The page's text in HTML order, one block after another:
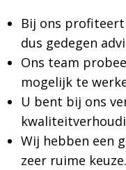
Bij ons profiteert
dus gedegen
Ons team
mogelijk te
U bent bij ons
Wij hebben een
zeer ruime keuze.